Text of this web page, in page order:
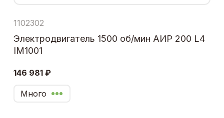
1102302
Электродвигатель 1500 об/мин АИР 200 L4
IM1001
146 981 ₽
Много